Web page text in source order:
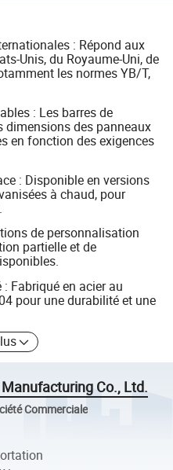
: Répond aux
Unis, du Royaume-Uni, de
les normes YB/T,
: Les barres de
dimensions des panneaux
en fonction des exigences
: Disponible en versions
à chaud, pour
de personnalisation
partielle et de
Fabriqué en acier au
pour une durabilité et une
Co., Ltd.
Commerciale